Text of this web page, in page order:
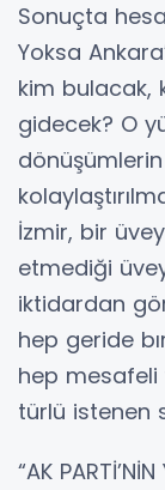
Sonuçta
Yoksa
kim bulacak,
gidecek? O
dönüşümlerin
İzmir, bir
etmediği
iktidardan
hep geride
hep mesafeli
türlü istenen
“AK